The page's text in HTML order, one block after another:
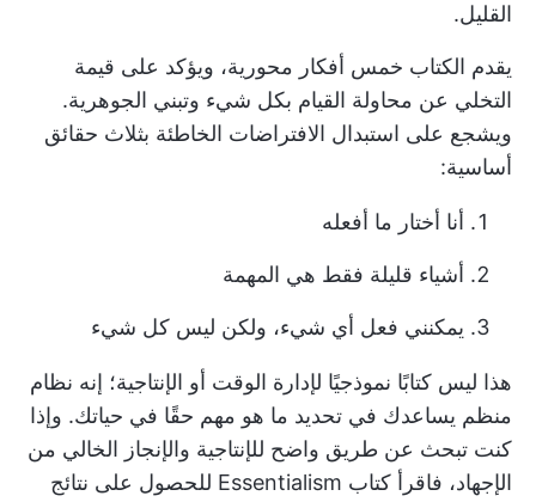
القليل.
يقدم الكتاب خمس أفكار محورية، ويؤكد على قيمة
التخلي عن محاولة القيام بكل شيء وتبني الجوهرية.
ويشجع على استبدال الافتراضات الخاطئة بثلاث حقائق
أساسية:
أنا أختار ما أفعله
أشياء قليلة فقط هي المهمة
يمكنني فعل أي شيء، ولكن ليس كل شيء
هذا ليس كتابًا نموذجيًا لإدارة الوقت أو الإنتاجية؛ إنه نظام
منظم يساعدك في تحديد ما هو مهم حقًا في حياتك. وإذا
كنت تبحث عن طريق واضح للإنتاجية والإنجاز الخالي من
الإجهاد، فاقرأ كتاب Essentialism للحصول على نتائج